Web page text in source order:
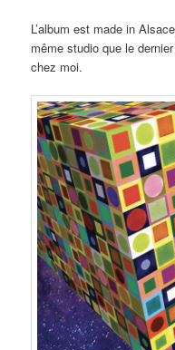
L’album est made in
même studio que le
chez moi.